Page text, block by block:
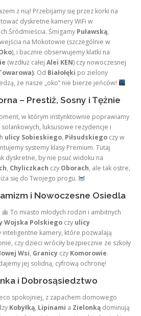
z nią! Przebijamy się przez korki na
dyskretne kamery WiFi w
Śródmieścia. Śmigamy Puławską,
na Mokotowie (szczególnie w
), i bacznie obserwujemy klatki na
(wzdłuż całej Alei KEN) czy nowoczesnej
. Od Białołęki po zielony
że nasze „oko” nie bierze jeńców!
– Prestiż, Sosny i Tężnie
w którym instynktownie poprawiamy
solankowych, luksusowe rezydencje i
ulicy Sobieskiego, Piłsudskiego czy w
systemy klasy Premium. Tutaj
dyskretne, by nie psuć widoku na
, Chyliczkach czy Oborach, ale tak ostre,
się do Twojego progu.
i Nowoczesne Osiedla
To miasto młodych rodzin i ambitnych
Wojska Polskiego czy ulicy
inteligentne kamery, które pozwalają
czy dzieci wróciły bezpiecznie ze szkoły
Wsi, Granicy czy Komorowie.
jej solidną, cyfrową ochronę!
i Dobrosąsiedztwo
spokojniej, z zapachem domowego
Kobyłką, Lipinami a Zielonkądominują